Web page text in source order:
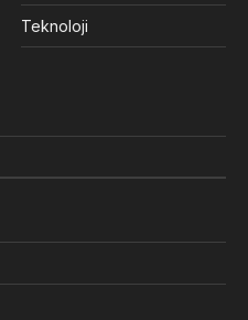
Teknoloji